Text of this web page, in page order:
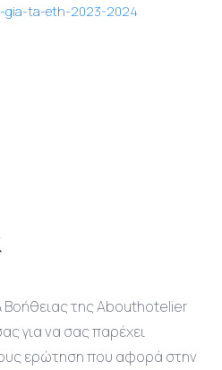
gia-ta-eth-2023-2024
Βοήθειας της Abouthotelier
για να σας παρέχει
ερώτηση που αφορά στην